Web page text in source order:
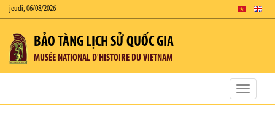
jeudi, 06/08/2026
BẢO TÀNG LỊCH SỬ QUỐC GIA
MUSÉE NATIONAL D'HISTOIRE DU VIETNAM
Toggle